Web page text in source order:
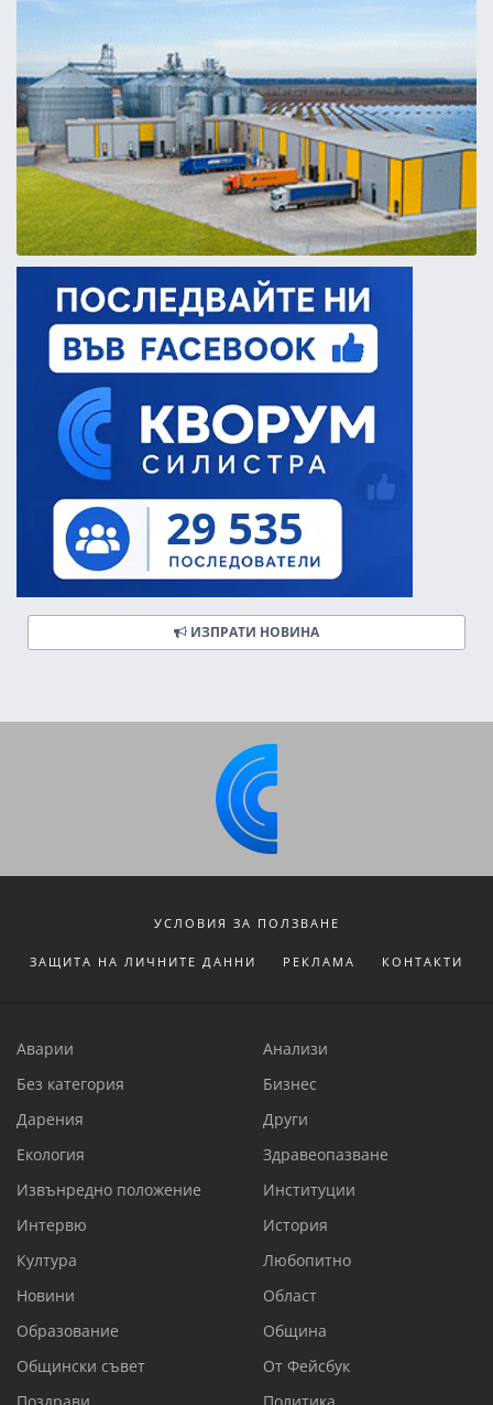
ИЗПРАТИ НОВИНА
УСЛОВИЯ ЗА ПОЛЗВАНЕ
ЗАЩИТА НА ЛИЧНИТЕ ДАННИ РЕКЛАМА КОНТАКТИ
Аварии
Анализи
Без категория
Бизнес
Дарения
Други
Екология
Здравеопазване
Извънредно положение
Институции
Интервю
История
Култура
Любопитно
Новини
Област
Образование
Община
Общински съвет
От Фейсбук